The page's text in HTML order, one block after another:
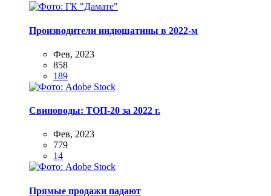
Производители индюшатины в 2022-м
Фев, 2023
858
189
Свиноводы: ТОП-20 за 2022 г.
Фев, 2023
779
14
Прямые продажи падают